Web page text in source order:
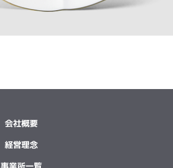
会社概要
経営理念
事業所一覧